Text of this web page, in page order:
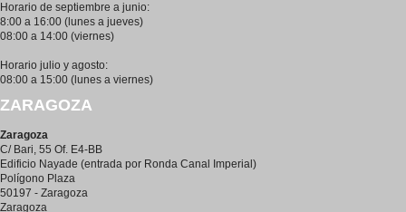
Horario de septiembre a junio:
8:00 a 16:00 (lunes a jueves)
08:00 a 14:00 (viernes)
Horario julio y agosto:
08:00 a 15:00 (lunes a viernes)
ZARAGOZA
Zaragoza
C/ Bari, 55 Of. E4-BB
Edificio Nayade (entrada por Ronda Canal Imperial)
Polígono Plaza
50197 - Zaragoza
Zaragoza